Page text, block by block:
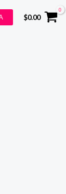
$0.00